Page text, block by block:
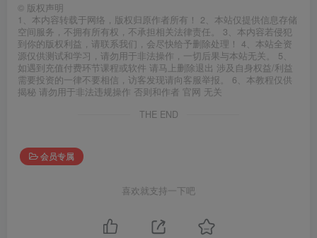
© 版权声明
1、本内容转载于网络，版权归原作者所有！ 2、本站仅提供信息存储
空间服务，不拥有所有权，不承担相关法律责任。 3、本内容若侵犯
到你的版权利益，请联系我们，会尽快给予删除处理！ 4、本站全资
源仅供测试和学习，请勿用于非法操作，一切后果与本站无关。 5、
如遇到充值付费环节课程或软件 请马上删除退出 涉及自身权益/利益
需要投资的一律不要相信，访客发现请向客服举报。 6、本教程仅供
揭秘 请勿用于非法违规操作 否则和作者 官网 无关
THE END
会员专属
喜欢就支持一下吧